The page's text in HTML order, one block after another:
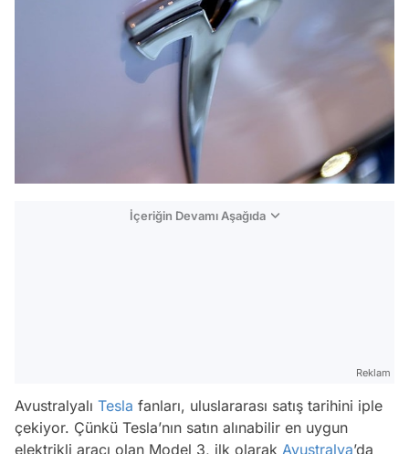
İçeriğin Devamı Aşağıda
Reklam
Avustralyalı Tesla fanları, uluslararası satış tarihini iple
çekiyor. Çünkü Tesla’nın satın alınabilir en uygun
elektrikli aracı olan Model 3, ilk olarak Avustralya’da